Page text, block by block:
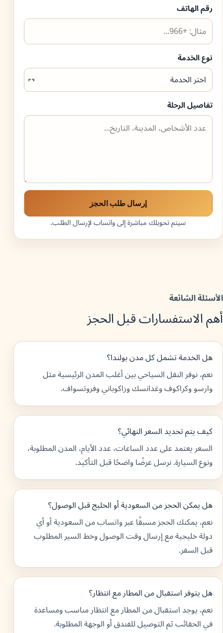
رقم الهاتف
نوع الخدمة
تفاصيل الرحلة
إرسال طلب الحجز
سيتم تحويلك مباشرة إلى واتساب لإرسال الطلب.
الأسئلة الشائعة
أهم الاستفسارات قبل الحجز
هل الخدمة تشمل كل مدن بولندا؟
نعم، نوفر النقل السياحي بين أغلب المدن الرئيسية مثل
وارسو وكراكوف وغدانسك وزاكوباني وفروتسواف.
كيف يتم تحديد السعر النهائي؟
السعر يعتمد على عدد الساعات، عدد الأيام، المدن المطلوبة،
ونوع السيارة. نرسل عرضًا واضحًا قبل التأكيد.
هل يمكن الحجز من السعودية أو الخليج قبل الوصول؟
نعم، يمكنك الحجز مسبقًا عبر واتساب من السعودية أو أي
دولة خليجية مع إرسال وقت الوصول وخط السير المطلوب
قبل السفر.
هل يتوفر استقبال من المطار مع انتظار؟
نعم، يوجد استقبال من المطار مع انتظار مناسب ومساعدة
في الحقائب ثم التوصيل للفندق أو الوجهة المطلوبة.